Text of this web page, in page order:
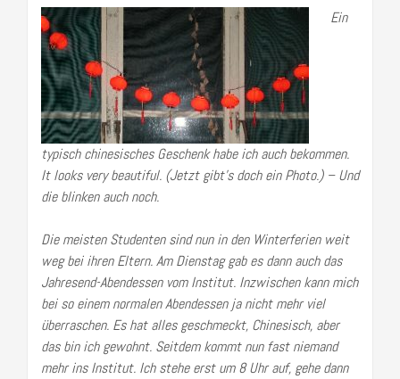
Ein
typisch chinesisches Geschenk habe ich auch bekommen.
It looks very beautiful. (Jetzt gibt’s doch ein Photo.) – Und
die blinken auch noch.
Die meisten Studenten sind nun in den Winterferien weit
weg bei ihren Eltern. Am Dienstag gab es dann auch das
Jahresend-Abendessen vom Institut. Inzwischen kann mich
bei so einem normalen Abendessen ja nicht mehr viel
überraschen. Es hat alles geschmeckt, Chinesisch, aber
das bin ich gewohnt. Seitdem kommt nun fast niemand
mehr ins Institut. Ich stehe erst um 8 Uhr auf, gehe dann